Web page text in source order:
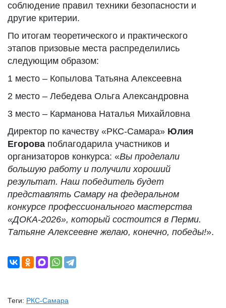
соблюдение правил техники безопасности и
другие критерии.
По итогам теоретического и практического
этапов призовые места распределились
следующим образом:
1 место – Копылова Татьяна Алексеевна
2 место – Лебедева Ольга Александровна
3 место – Карманова Наталья Михайловна
Директор по качеству «РКС-Самара» Юлия
Егорова поблагодарила участников и
организаторов конкурса: «Вы проделали
большую работу и получили хороший
результат. Наш победитель будет
представлять Самару на федеральном
конкурсе профессионального мастерства
«ДОКА-2026», который состоится в Перми.
Татьяне Алексеевне желаю, конечно, победы!».
Теги: РКС-Самара